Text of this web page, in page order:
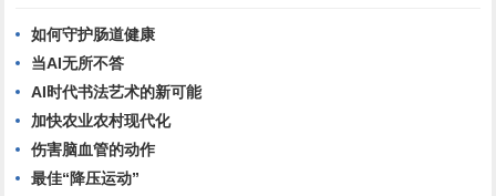
如何守护肠道健康
当AI无所不答
AI时代书法艺术的新可能
加快农业农村现代化
伤害脑血管的动作
最佳“降压运动”